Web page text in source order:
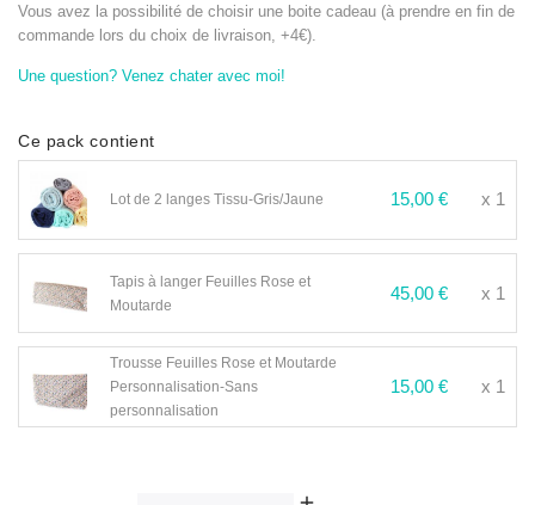
Vous avez la possibilité de choisir une boite cadeau (à prendre en fin de
commande lors du choix de livraison, +4€).
Une question? Venez chater avec moi!
Ce pack contient
Lot de 2 langes Tissu-Gris/Jaune 15,00 € x 1
Tapis à langer Feuilles Rose et
Moutarde
45,00 € x 1
Trousse Feuilles Rose et Moutarde
Personnalisation-Sans
personnalisation
15,00 € x 1